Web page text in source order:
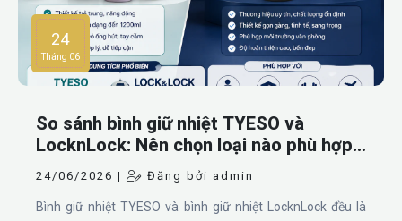
24
Tháng 06
So sánh bình giữ nhiệt TYESO và
LocknLock: Nên chọn loại nào phù hợp
nhất?
24/06/2026 | Đăng bởi admin
Bình giữ nhiệt TYESO và bình giữ nhiệt LocknLock đều là